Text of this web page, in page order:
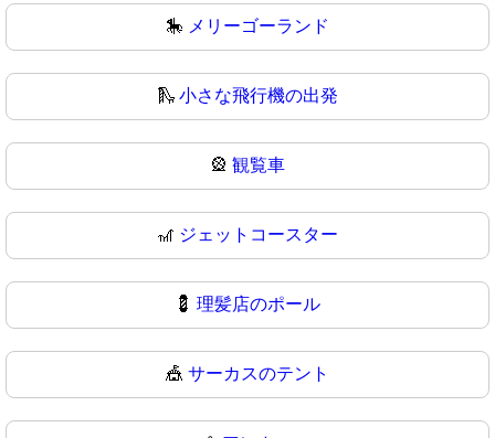
🎠 メリーゴーランド
🛝 小さな飛行機の出発
🎡 観覧車
🎢 ジェットコースター
💈 理髪店のポール
🎪 サーカスのテント